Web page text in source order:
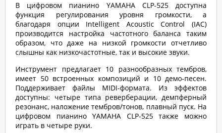
В цифровом пианино YAMAHA CLP-525 доступна
функция регулирования уровня громкости, а
благодаря опции Intelligent Acoustic Control (IAC)
производится настройка частотного баланса таким
образом, что даже на низкой громкости отчетливо
слышны как низкочастотные, так и высокие звуки.
Инструмент предлагает 10 разнообразных тембров,
имеет 50 встроенных композиций и 10 демо-песен.
Поддерживает файлы MIDI-формата. Из эффектов
доступны: четыре типа реверберации, демпферный
резонанс, наложение тембров/тонов, плавный пуск. На
цифровом пианино YAMAHA CLP-525 также можно
играть в четыре руки.